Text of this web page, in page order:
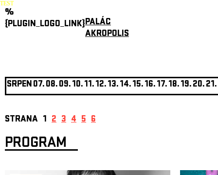
TEST
%
{PLUGIN_LOGO_LINK}PALÁC
AKROPOLIS
SRPEN07.08.09.10.11.12.13.14.15.16.17.18.19.20.21.
STRANA 1 2 3 4 5 6
PROGRAM